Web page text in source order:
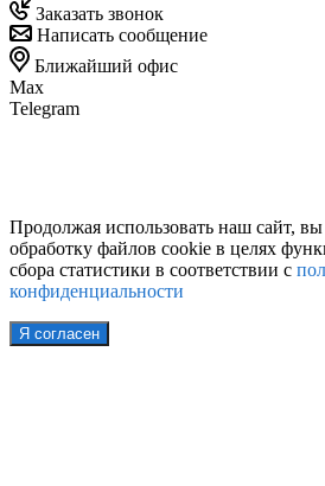
Заказать звонок
Написать сообщение
Ближайший офис
Max
Telegram
Продолжая использовать наш сайт, вы
обработку файлов cookie в целях
сбора статистики в соответствии с
конфиденциальности
Я согласен